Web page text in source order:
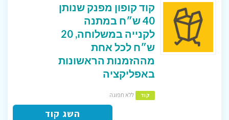
קוד קופון מפנק שנותן
40 ש״ח במתנה
לקנייה במשלוחה, 20
ש״ח לכל אחת
מההזמנות הראשונות
באפליקציה
קוד ללא תפוגה
השג קוד